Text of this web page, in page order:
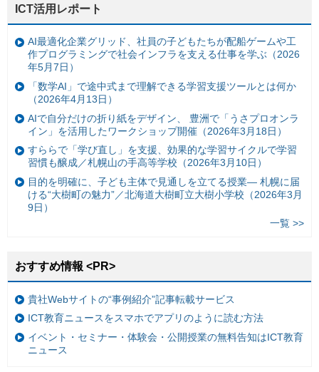
ICT活用レポート
AI最適化企業グリッド、社員の子どもたちが配船ゲームや工
作プログラミングで社会インフラを支える仕事を学ぶ（2026
年5月7日）
「数学AI」で途中式まで理解できる学習支援ツールとは何か
（2026年4月13日）
AIで自分だけの折り紙をデザイン、 豊洲で「うさプロオンラ
イン」を活用したワークショップ開催（2026年3月18日）
すららで「学び直し」を支援、効果的な学習サイクルで学習
習慣も醸成／札幌山の手高等学校（2026年3月10日）
目的を明確に、子ども主体で見通しを立てる授業— 札幌に届
ける“大樹町の魅力”／北海道大樹町立大樹小学校（2026年3月
9日）
一覧 >>
おすすめ情報 <PR>
貴社Webサイトの“事例紹介”記事転載サービス
ICT教育ニュースをスマホでアプリのように読む方法
イベント・セミナー・体験会・公開授業の無料告知はICT教育
ニュース